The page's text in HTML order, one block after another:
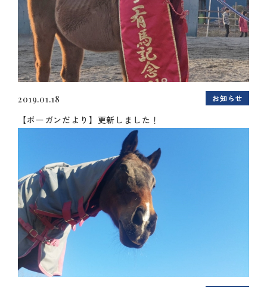
2019.01.18 お知らせ
【ボーガンだより】更新しました！